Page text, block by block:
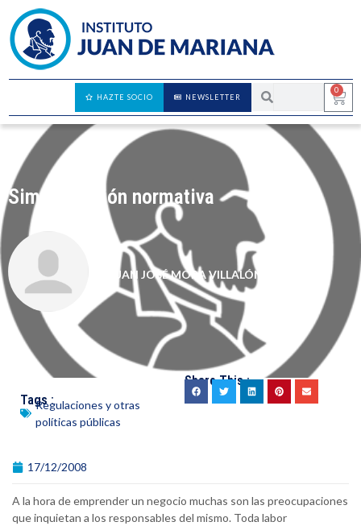
0
NEWSLETTER
HAZTE SOCIO
Simplificación normativa
JUAN JOSÉ MORA VILLALÓN
Tags :
Regulaciones y otras
políticas públicas
Share This :
17/12/2008
A la hora de emprender un negocio muchas son las preocupaciones
que inquietan a los responsables del mismo. Toda labor